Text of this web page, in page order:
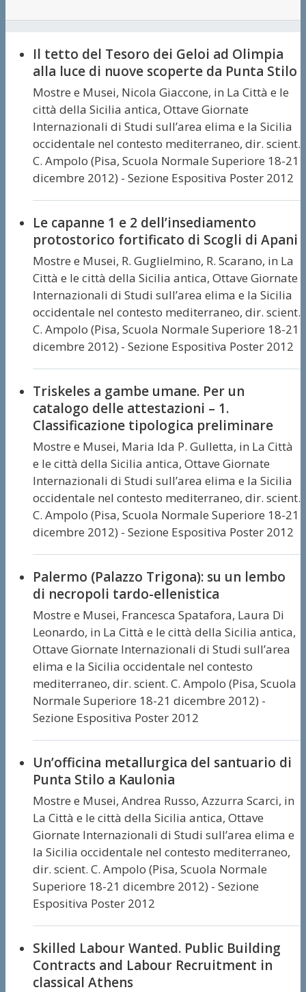
Il tetto del Tesoro dei Geloi ad Olimpia
alla luce di nuove scoperte da Punta Stilo
Mostre e Musei, Nicola Giaccone, in La Città e le
città della Sicilia antica, Ottave Giornate
Internazionali di Studi sull’area elima e la Sicilia
occidentale nel contesto mediterraneo, dir. scient.
C. Ampolo (Pisa, Scuola Normale Superiore 18-21
dicembre 2012) - Sezione Espositiva Poster 2012
Le capanne 1 e 2 dell’insediamento
protostorico fortificato di Scogli di Apani
Mostre e Musei, R. Guglielmino, R. Scarano, in La
Città e le città della Sicilia antica, Ottave Giornate
Internazionali di Studi sull’area elima e la Sicilia
occidentale nel contesto mediterraneo, dir. scient.
C. Ampolo (Pisa, Scuola Normale Superiore 18-21
dicembre 2012) - Sezione Espositiva Poster 2012
Triskeles a gambe umane. Per un
catalogo delle attestazioni – 1.
Classificazione tipologica preliminare
Mostre e Musei, Maria Ida P. Gulletta, in La Città
e le città della Sicilia antica, Ottave Giornate
Internazionali di Studi sull’area elima e la Sicilia
occidentale nel contesto mediterraneo, dir. scient.
C. Ampolo (Pisa, Scuola Normale Superiore 18-21
dicembre 2012) - Sezione Espositiva Poster 2012
Palermo (Palazzo Trigona): su un lembo
di necropoli tardo-ellenistica
Mostre e Musei, Francesca Spatafora, Laura Di
Leonardo, in La Città e le città della Sicilia antica,
Ottave Giornate Internazionali di Studi sull’area
elima e la Sicilia occidentale nel contesto
mediterraneo, dir. scient. C. Ampolo (Pisa, Scuola
Normale Superiore 18-21 dicembre 2012) -
Sezione Espositiva Poster 2012
Un’officina metallurgica del santuario di
Punta Stilo a Kaulonia
Mostre e Musei, Andrea Russo, Azzurra Scarci, in
La Città e le città della Sicilia antica, Ottave
Giornate Internazionali di Studi sull’area elima e
la Sicilia occidentale nel contesto mediterraneo,
dir. scient. C. Ampolo (Pisa, Scuola Normale
Superiore 18-21 dicembre 2012) - Sezione
Espositiva Poster 2012
Skilled Labour Wanted. Public Building
Contracts and Labour Recruitment in
classical Athens